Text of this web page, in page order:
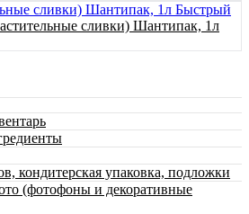
Быстрый
сливки) Шантипак, 1л
кондитерская упаковка, подложки
(фотофоны и декоративные